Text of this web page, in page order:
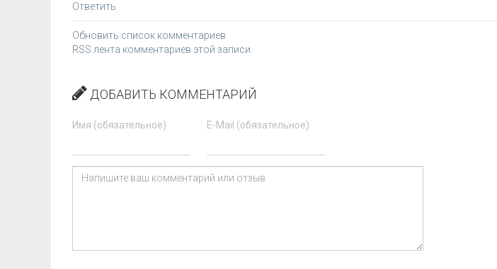
Ответить
Обновить список комментариев
RSS лента комментариев этой записи
ДОБАВИТЬ КОММЕНТАРИЙ
Имя (обязательное) E-Mail (обязательное)